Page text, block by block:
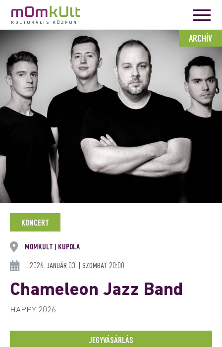
ARCHÍV
KONCERT
MOMKULT KUPOLA
2026. JANUÁR 03. | SZOMBAT 20:00
Chameleon Jazz Band
HAPPY 2026
JEGYVÁSÁRLÁS